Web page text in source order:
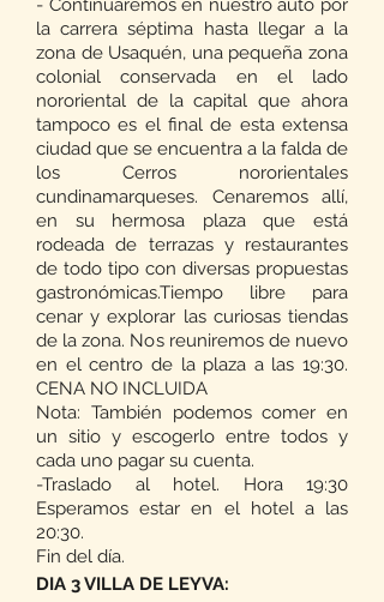
- Continuaremos en nuestro auto por
la carrera séptima hasta llegar a la
zona de Usaquén, una pequeña zona
colonial conservada en el lado
nororiental de la capital que ahora
tampoco es el final de esta extensa
ciudad que se encuentra a la falda de
los Cerros nororientales
cundinamarqueses. Cenaremos allí,
en su hermosa plaza que está
rodeada de terrazas y restaurantes
de todo tipo con diversas propuestas
gastronómicas.Tiempo libre para
cenar y explorar las curiosas tiendas
de la zona. Nos reuniremos de nuevo
en el centro de la plaza a las 19:30.
CENA NO INCLUIDA
Nota: También podemos comer en
un sitio y escogerlo entre todos y
cada uno pagar su cuenta.
-Traslado al hotel. Hora 19:30
Esperamos estar en el hotel a las
20:30.
Fin del día.
DIA 3 VILLA DE LEYVA: